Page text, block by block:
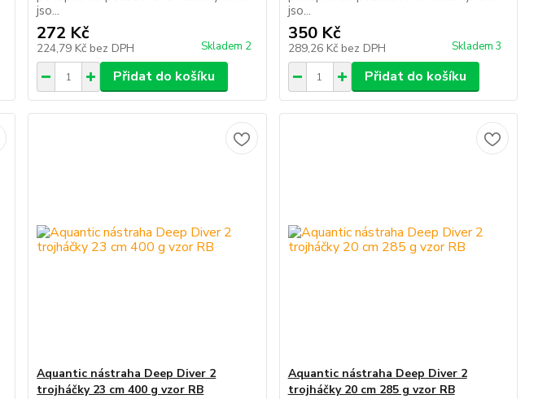
jso...
272 Kč
224,79 Kč bez DPH Skladem 2
Přidat do košíku
jso...
350 Kč
289,26 Kč bez DPH Skladem 3
Přidat do košíku
Aquantic nástraha Deep Diver 2
trojháčky 23 cm 400 g vzor RB
Aquantic nástraha Deep Diver 2
trojháčky 20 cm 285 g vzor RB